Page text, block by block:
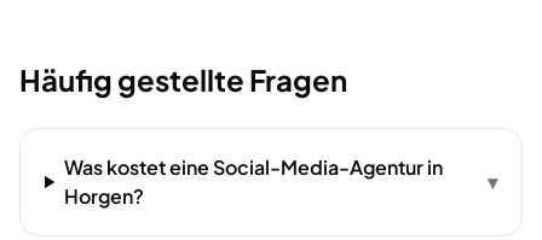
Häufig gestellte Fragen
Was kostet eine Social-Media-Agentur in
Horgen?
▾